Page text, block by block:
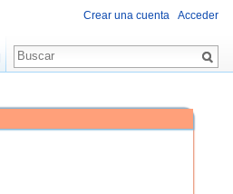
Crear una cuenta Acceder